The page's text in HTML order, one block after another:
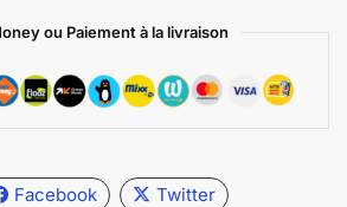
ou Paiement à la livraison
Facebook Twitter